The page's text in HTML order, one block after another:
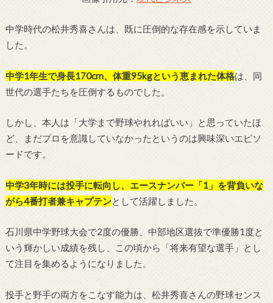
中学時代の松井秀喜さんは、既に圧倒的な存在感を示していま
した。
中学1年生で身長170cm、体重95kgという恵まれた体格は、同
世代の選手たちを圧倒するものでした。
しかし、本人は「大学まで野球やれればいい」と思っていたほ
ど、まだプロを意識していなかったというのは興味深いエピソ
ードです。
中学3年時には投手に転向し、エースナンバー「1」を背負いな
がら4番打者兼キャプテンとして活躍しました。
石川県中学野球大会で2度の優勝、中部地区選抜で準優勝1度と
いう輝かしい成績を残し、この頃から「将来有望な選手」とし
て注目を集めるようになりました。
投手と野手の両方をこなす能力は、松井秀喜さんの野球センス